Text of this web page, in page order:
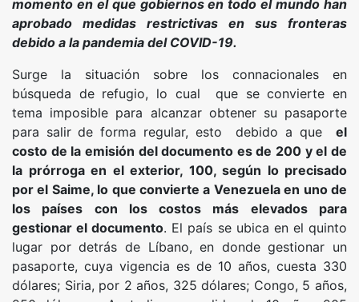
momento en el que gobiernos en todo el mundo han
aprobado medidas restrictivas en sus fronteras
debido a la pandemia del COVID-19.
Surge la situación sobre los connacionales en
búsqueda de refugio, lo cual que se convierte en
tema imposible para alcanzar obtener su pasaporte
para salir de forma regular, esto debido a que el
costo de la emisión del documento es de 200 y el de
la prórroga en el exterior, 100, según lo precisado
por el Saime, lo que convierte a Venezuela en uno de
los países con los costos más elevados para
gestionar el documento. El país se ubica en el quinto
lugar por detrás de Líbano, en donde gestionar un
pasaporte, cuya vigencia es de 10 años, cuesta 330
dólares; Siria, por 2 años, 325 dólares; Congo, 5 años,